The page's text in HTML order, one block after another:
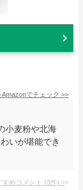
Amazonでチェック >>
小麦粉や北海
いが堪能でき
めコメント (3件) >